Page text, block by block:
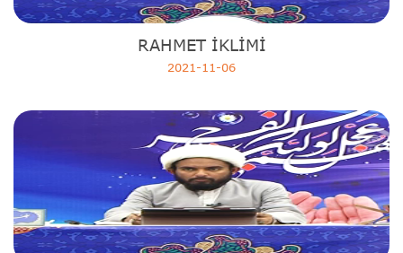
RAHMET İKLİMİ
2021-11-06